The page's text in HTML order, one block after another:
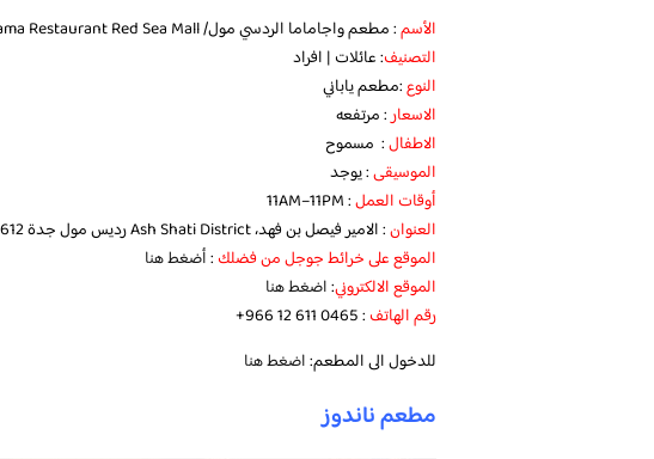
الأسم: مطعم واجاماما الردسي مول/ Wagamama Restaurant Red Sea Mall
التصنيف: عائلات | افراد
النوع:مطعم ياباني
الاسعار: مرتفعه
الاطفال: مسموح
الموسيقى: يوجد
أوقات العمل: 11AM–11PM
العنوان: الامير فيصل بن فهد، Ash Shati District رديس مول جدة 23612 SA، جدة المملكة العربية السعودية
الموقع على خرائط جوجل من فضلك :أضغط هنا
الموقع الالكتروني:اضغط هنا
رقم الهاتف:‏ ‪‏‪+966 12 611 0465‬‏
للدخول الى المطعم:اضغط هنا
مطعم ناندوز